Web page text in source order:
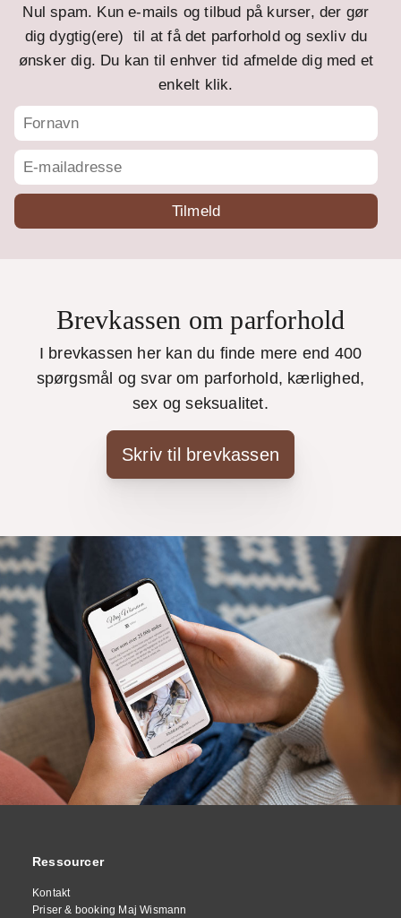
Nul spam. Kun e-mails og tilbud på kurser, der gør
dig dygtig(ere) til at få det parforhold og sexliv du
ønsker dig. Du kan til enhver tid afmelde dig med et
enkelt klik.
Brevkassen om parforhold
I brevkassen her kan du finde mere end 400
spørgsmål og svar om parforhold, kærlighed,
sex og seksualitet.
Skriv til brevkassen
Ressourcer
Kontakt
Priser & booking Maj Wismann